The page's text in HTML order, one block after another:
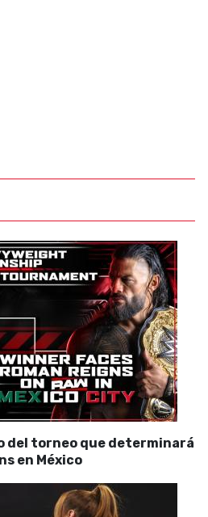
del torneo que determinará
en México